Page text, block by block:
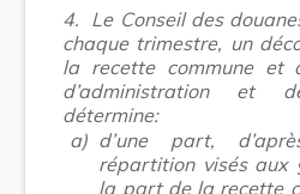
4. Le Conseil des
chaque trimestre, un
la recette commune et
d’administration et
détermine:
a) d’une part,
répartition visés aux
la part de la recette